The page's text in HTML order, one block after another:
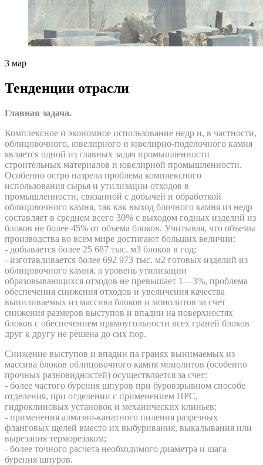
3 мар
Тенденции отрасли
Главная задача.
Комплексное и экономное использование недр и, в частности,
облицовочного, ювелирного и ювелирно-поделочного камня
является одной из главных задач промышленности
строительных материалов и ювелирной промышленности.
Особенно остро назрела проблема комплексного
использования сырья и утилизации отходов в
промышленности, связанной с добычей и обработкой
облицовочного камня, так как выход блочного камня из недр
составляет в среднем всего 30% с выходом годных изделий из
блоков не более 45% от объема блоков. Учитывая, что объемы
производства во всем мире достигают больших величии:
- добывается более 25 687 тыс. м3 блоков в год;
- изготавливается более 692 973 тыс. м2 готовых изделий из
облицовочного камня, а уровень утилизации
образовывающихся отходов не превышает 1—3%, проблема
обеспечения снижения отходов и увеличения качества
выпиливаемых из массива блоков и монолитов за счет
снижения размеров выступов и впадин на поверхностях
блоков с обеспечением прямоугольности всех граней блоков
друг к другу не решена до сих пор.
Снижение выступов и впадин па гранях вынимаемых из
массива блоков облицовочного камня монолитов (особенно
прочных разновидностей) осуществляется за счет:
- более частого бурения шпуров при буровзрывном способе
отделения, при отделении с применением НРС,
гидроклиновых установок и механических клиньев;
- применения алмазно-канатного пиления разрезных
фланговых щелей вместо их выбуривания, выкалывания или
вырезания терморезаком;
- более точного расчета необходимого диаметра и шага
бурения шпуров.